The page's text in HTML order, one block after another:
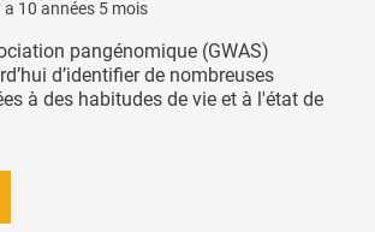
a 10 années 5 mois
pangénomique (GWAS)
d’identifier de nombreuses
à des habitudes de vie et à l'état de